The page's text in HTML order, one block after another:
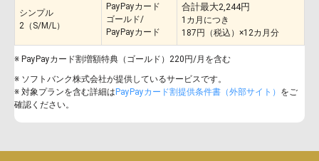
シンプル
2（S/M/L）
PayPayカード
ゴールド/
PayPayカード
合計最大2,244円
1カ月につき
187円（税込）×12カ月分
※ PayPayカード割増額特典（ゴールド）220円/月を含む
※ ソフトバンク株式会社が提供しているサービスです。
※ 対象プランを含む詳細はPayPayカード割提供条件書（外部サイト） をご
確認ください。